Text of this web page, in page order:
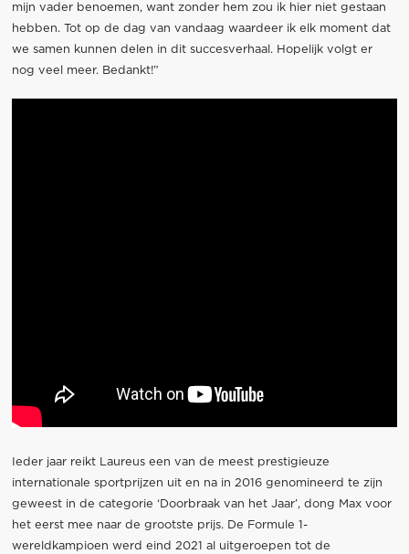
mijn vader benoemen, want zonder hem zou ik hier niet gestaan
hebben. Tot op de dag van vandaag waardeer ik elk moment dat
we samen kunnen delen in dit succesverhaal. Hopelijk volgt er
nog veel meer. Bedankt!”
Ieder jaar reikt Laureus een van de meest prestigieuze
internationale sportprijzen uit en na in 2016 genomineerd te zijn
geweest in de categorie ‘Doorbraak van het Jaar’, dong Max voor
het eerst mee naar de grootste prijs. De Formule 1-
wereldkampioen werd eind 2021 al uitgeroepen tot de